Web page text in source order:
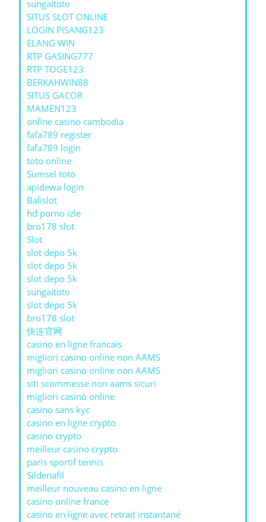
sungaitoto
SITUS SLOT ONLINE
LOGIN PISANG123
ELANG WIN
RTP GASING777
RTP TOGE123
BERKAHWIN88
SITUS GACOR
MAMEN123
online casino cambodia
fafa789 register
fafa789 login
toto online
Sumsel toto
apidewa login
Balislot
hd porno izle
bro178 slot
Slot
slot depo 5k
slot depo 5k
slot depo 5k
sungaitoto
slot depo 5k
bro178 slot
快连官网
casino en ligne francais
migliori casino online non AAMS
migliori casino online non AAMS
siti scommesse non aams sicuri
migliori casinò online
casino sans kyc
casino en ligne crypto
casino crypto
meilleur casino crypto
paris sportif tennis
Sildenafil
meilleur nouveau casino en ligne
casino online france
casino en ligne avec retrait instantané